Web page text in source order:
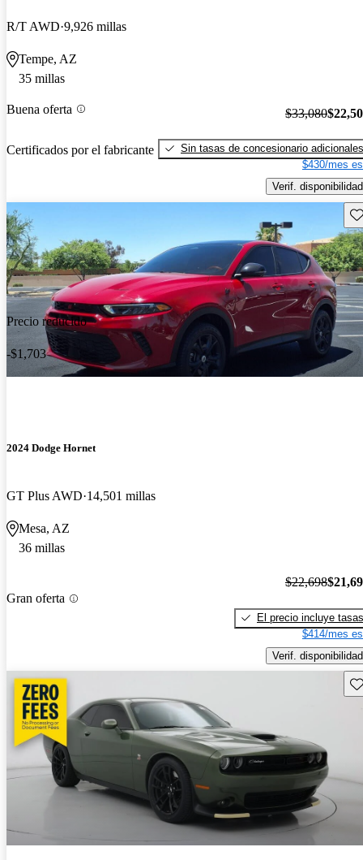
R/T AWD 9,926 millas
Tempe, AZ
35 millas
Buena oferta
Certificados por el fabricante
$33,080
Sin tasas de concesionario adicionales
$430/mes
Verif. disponibilidad
Precio reducido
-$1,703
2024 Dodge Hornet
GT Plus AWD 14,501 millas
Mesa, AZ
36 millas
Gran oferta
$22,698
El precio incluye tasas
$414/mes
Verif. disponibilidad